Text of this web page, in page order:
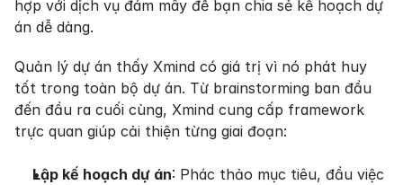
hợp với dịch vụ đám mây để bạn chia sẻ kế hoạch dự
án dễ dàng.
Quản lý dự án thấy Xmind có giá trị vì nó phát huy
tốt trong toàn bộ dự án. Từ brainstorming ban đầu
đến đầu ra cuối cùng, Xmind cung cấp framework
trực quan giúp cải thiện từng giai đoạn:
Lập kế hoạch dự án: Phác thảo mục tiêu, đầu việc